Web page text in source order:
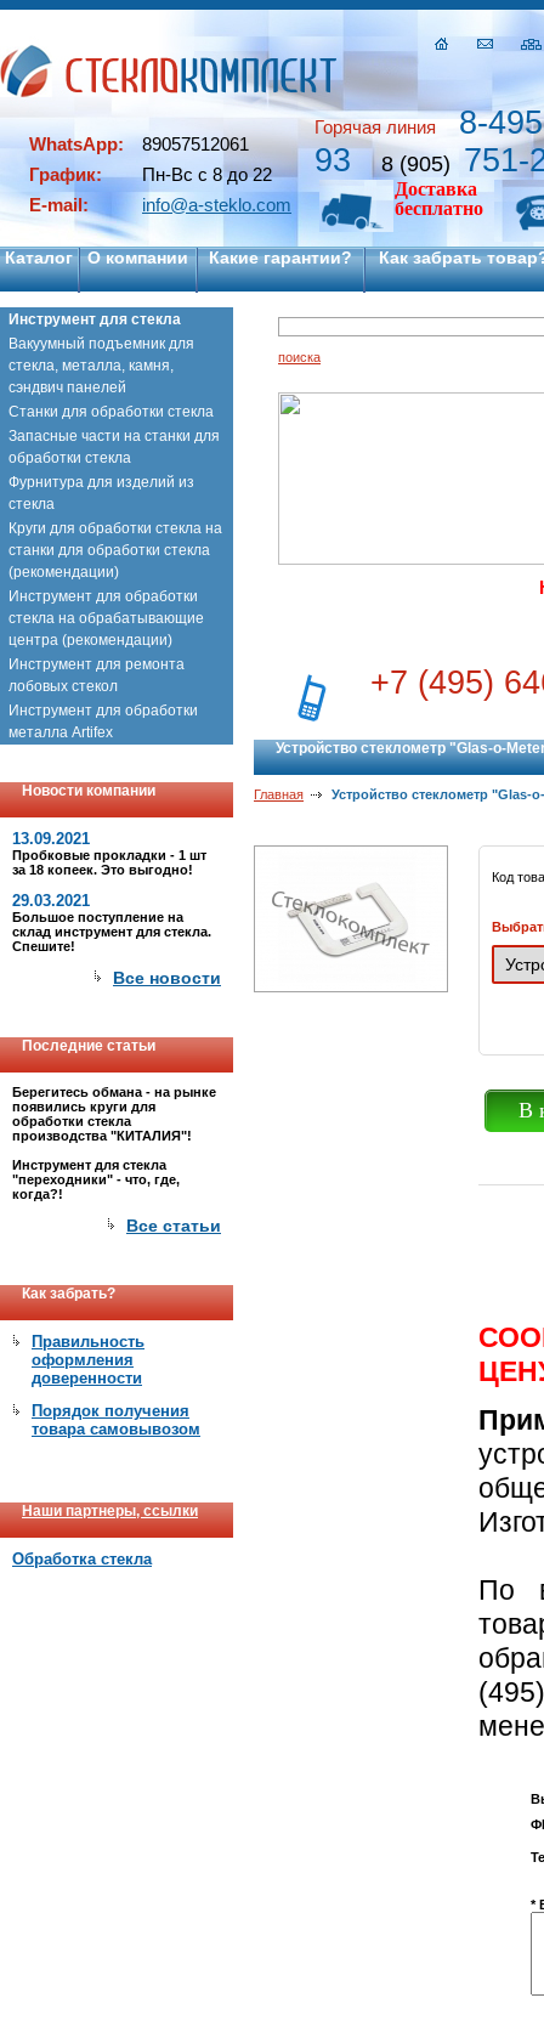
WhatsApp:
89057512061
График:
Пн-Вс с 8 до 22
E-mail:
info@a-steklo.com
Горячая линия
8-
93
8 (905) 751-
Доставка
бесплатно
Каталог О компании Какие гарантии? Как забрать
Инструмент для стекла
Вакуумный подъемник для
стекла, металла, камня,
сэндвич панелей
Станки для обработки стекла
Запасные части на станки для
обработки стекла
Фурнитура для изделий из
стекла
Круги для обработки стекла на
станки для обработки стекла
(рекомендации)
Инструмент для обработки
стекла на обрабатывающие
центра (рекомендации)
Инструмент для ремонта
лобовых стекол
Инструмент для обработки
металла Artifex
Новости компании
13.09.2021
Пробковые прокладки - 1 шт
за 18 копеек. Это выгодно!
29.03.2021
Большое поступление на
склад инструмент для стекла.
Спешите!
Все новости
Последние статьи
Берегитесь обмана - на рынке
появились круги для
обработки стекла
производства "КИТАЛИЯ"!
Инструмент для стекла
"переходники" - что, где,
когда?!
Все статьи
Как забрать?
Правильность
оформления
доверенности
Порядок получения
товара самовывозом
Наши партнеры, ссылки
Обработка стекла
поиска
+7 (495)
Устройство стеклометр "Glas-o-
Главная Устройство стеклометр "Glas-
Код
В
По
*